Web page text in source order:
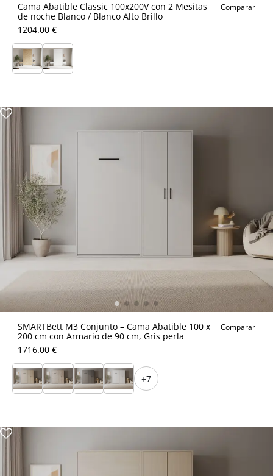
Cama Abatible Classic 100x200V con 2 Mesitas
de noche Blanco / Blanco Alto Brillo
Comparar
1204.00 €
SMARTBett M3 Conjunto – Cama Abatible 100 x
200 cm con Armario de 90 cm, Gris perla
Comparar
1716.00 €
+7